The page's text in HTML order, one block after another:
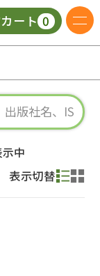
カート 0
教科書
補助教材
考書
中
表示切替